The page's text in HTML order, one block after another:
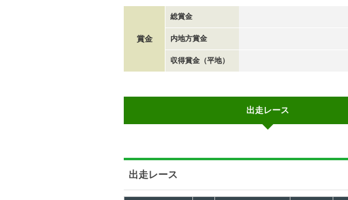
賞金
総賞金
内地方賞金
収得賞金（平地）
出走レース
出走レース